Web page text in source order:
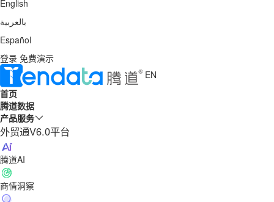
English
بالعربية
Español
登录 免费演示
EN
首页
腾道数据
产品服务
外贸通V6.0平台
腾道AI
商情洞察